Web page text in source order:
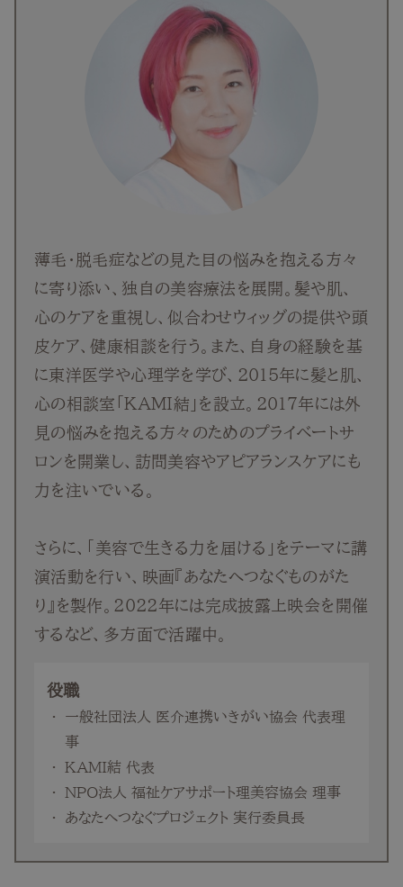
薄毛・脱毛症などの見た目の悩みを抱える方々
に寄り添い、独自の美容療法を展開。髪や肌、
心のケアを重視し、似合わせウィッグの提供や頭
皮ケア、健康相談を行う。また、自身の経験を基
に東洋医学や心理学を学び、2015年に髪と肌、
心の相談室「KAMI結」を設立。2017年には外
見の悩みを抱える方々のためのプライベートサ
ロンを開業し、訪問美容やアピアランスケアにも
力を注いでいる。
さらに、「美容で生きる力を届ける」をテーマに講
演活動を行い、映画『あなたへつなぐものがた
り』を製作。2022年には完成披露上映会を開催
するなど、多方面で活躍中。
役職
一般社団法人 医介連携いきがい協会 代表理
事
KAMI結 代表
NPO法人 福祉ケアサポート理美容協会 理事
あなたへつなぐプロジェクト 実行委員長